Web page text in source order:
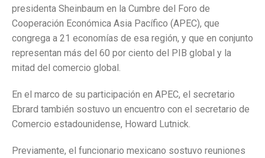
presidenta Sheinbaum en la Cumbre del Foro de
Cooperación Económica Asia Pacífico (APEC), que
congrega a 21 economías de esa región, y que en conjunto
representan más del 60 por ciento del PIB global y la
mitad del comercio global.
En el marco de su participación en APEC, el secretario
Ebrard también sostuvo un encuentro con el secretario de
Comercio estadounidense, Howard Lutnick.
Previamente, el funcionario mexicano sostuvo reuniones